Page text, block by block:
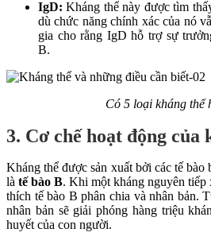
IgD: Kháng thể này được tìm
dù chức năng chính xác của nó
gia cho rằng IgD hỗ trợ sự
B.
Có 5 loại kháng thể
3. Cơ chế hoạt động của
Kháng thể được sản xuất bởi các tế bào
là tế bào B. Khi một kháng nguyên tiếp
thích tế bào B phân chia và nhân bản.
nhân bản sẽ giải phóng hàng triệu
huyết của con người.